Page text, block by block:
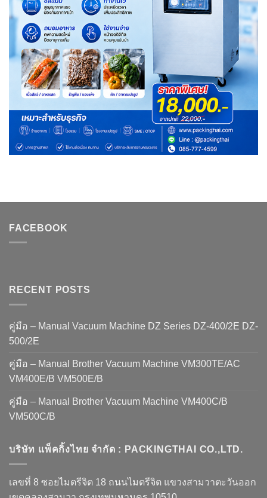
FACEBOOK
RECENT POSTS
คู่มือ – Manual Vacuum Machine DZ Series DZ-400/2E DZ-
500/2E
คู่มือ – Manual Brother Vacuum Machine VM300TE/AC
VM400E/B VM500E/B
คู่มือ – Manual Brother Vacuum Machine VM400C/B
VM500C/B
บริษัท แพ็คกิ้งไทย จำกัด : PACKINGTHAI CO.,LTD.
เลขที่ 8 ซอยไมตรีจิต 18 ถนนไมตรีจิต แขวงสามวาตะวันออก